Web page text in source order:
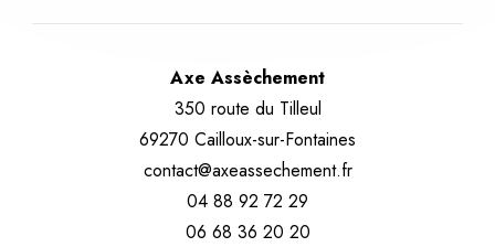
Axe Assèchement
350 route du Tilleul
69270 Cailloux-sur-Fontaines
contact@axeassechement.fr
04 88 92 72 29
06 68 36 20 20